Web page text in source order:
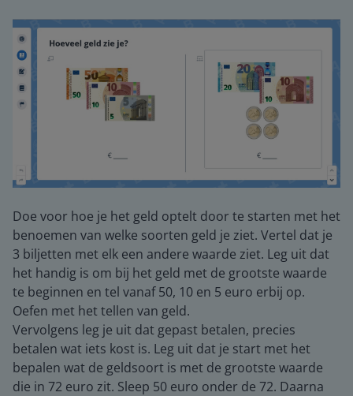
Doe voor hoe je het geld optelt door te starten met het
benoemen van welke soorten geld je ziet. Vertel dat je
3 biljetten met elk een andere waarde ziet. Leg uit dat
het handig is om bij het geld met de grootste waarde
te beginnen en tel vanaf 50, 10 en 5 euro erbij op.
Oefen met het tellen van geld.
Vervolgens leg je uit dat gepast betalen, precies
betalen wat iets kost is. Leg uit dat je start met het
bepalen wat de geldsoort is met de grootste waarde
die in 72 euro zit. Sleep 50 euro onder de 72. Daarna